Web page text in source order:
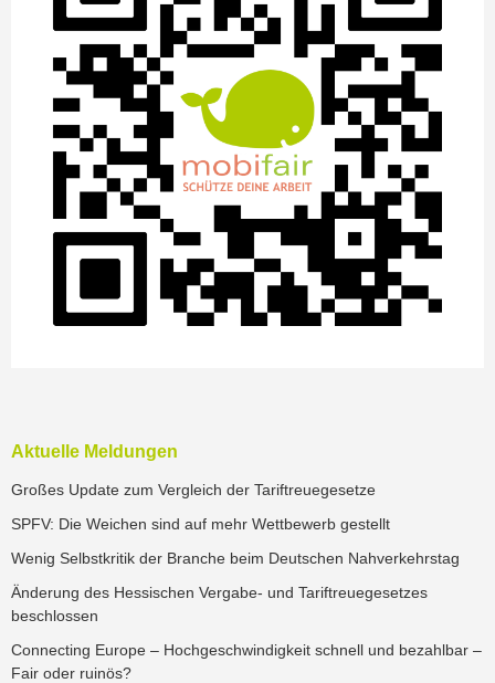
Aktuelle Meldungen
Großes Update zum Vergleich der Tariftreuegesetze
SPFV: Die Weichen sind auf mehr Wettbewerb gestellt
Wenig Selbstkritik der Branche beim Deutschen Nahverkehrstag
Änderung des Hessischen Vergabe- und Tariftreuegesetzes
beschlossen
Connecting Europe – Hochgeschwindigkeit schnell und bezahlbar –
Fair oder ruinös?